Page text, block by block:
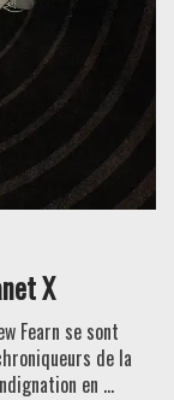
X
Fearn se sont
de la
en ...